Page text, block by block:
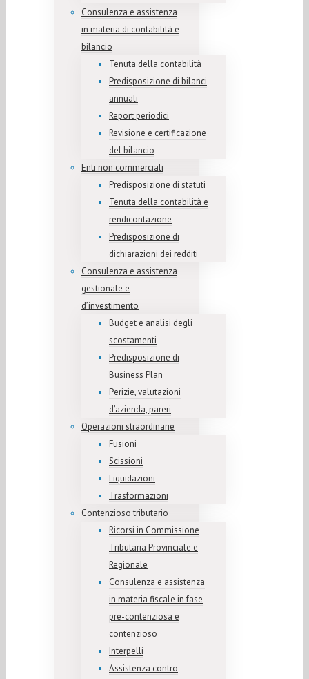
Consulenza e assistenza
in materia di contabilità e
bilancio
Tenuta della contabilità
Predisposizione di bilanci
annuali
Report periodici
Revisione e certificazione
del bilancio
Enti non commerciali
Predisposizione di statuti
Tenuta della contabilità e
rendicontazione
Predisposizione di
dichiarazioni dei redditi
Consulenza e assistenza
gestionale e
d’investimento
Budget e analisi degli
scostamenti
Predisposizione di
Business Plan
Perizie, valutazioni
d’azienda, pareri
Operazioni straordinarie
Fusioni
Scissioni
Liquidazioni
Trasformazioni
Contenzioso tributario
Ricorsi in Commissione
Tributaria Provinciale e
Regionale
Consulenza e assistenza
in materia fiscale in fase
pre-contenziosa e
contenzioso
Interpelli
Assistenza contro